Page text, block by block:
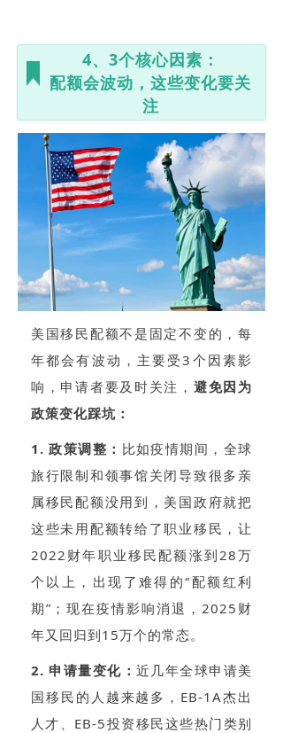
4、3个核心因素：
配额会波动，这些变化要关
注
美国移民配额不是固定不变的，每
年都会有波动，主要受3个因素影
响，申请者要及时关注， 避免因为
政策变化踩坑：
1. 政策调整： 比如疫情期间，全球
旅行限制和领事馆关闭导致很多亲
属移民配额没用到，美国政府就把
这些未用配额转给了职业移民，让
2022财年职业移民配额涨到28万
个以上，出现了难得的“配额红利
期”；现在疫情影响消退，2025财
年又回归到15万个的常态。
2. 申请量变化： 近几年全球申请美
国移民的人越来越多，EB-1A杰出
人才、EB-5投资移民这些热门类别